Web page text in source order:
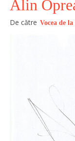
Alin
De către Vocea de